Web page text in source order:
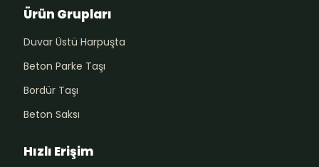
Ürün Grupları
Duvar Üstü Harpuşta
Beton Parke Taşı
Bordür Taşı
Beton Saksı
Hızlı Erişim